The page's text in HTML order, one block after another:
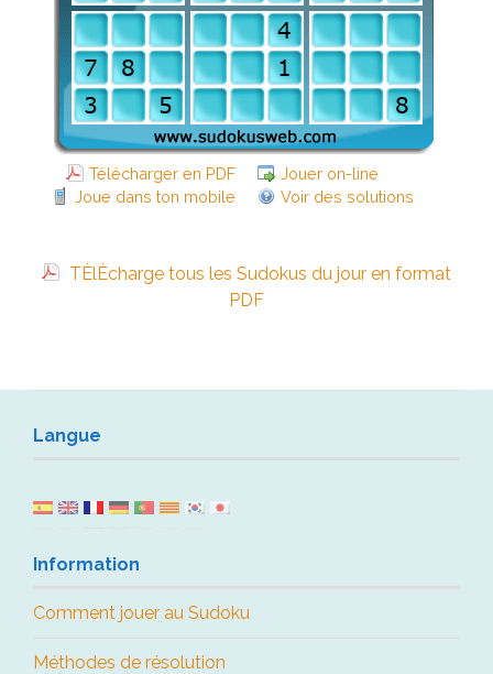
Télécharger en PDF
Jouer on-line
Joue dans ton mobile
Voir des solutions
TÈlÈcharge tous les Sudokus du jour en format
PDF
Langue
Information
Comment jouer au Sudoku
Méthodes de résolution